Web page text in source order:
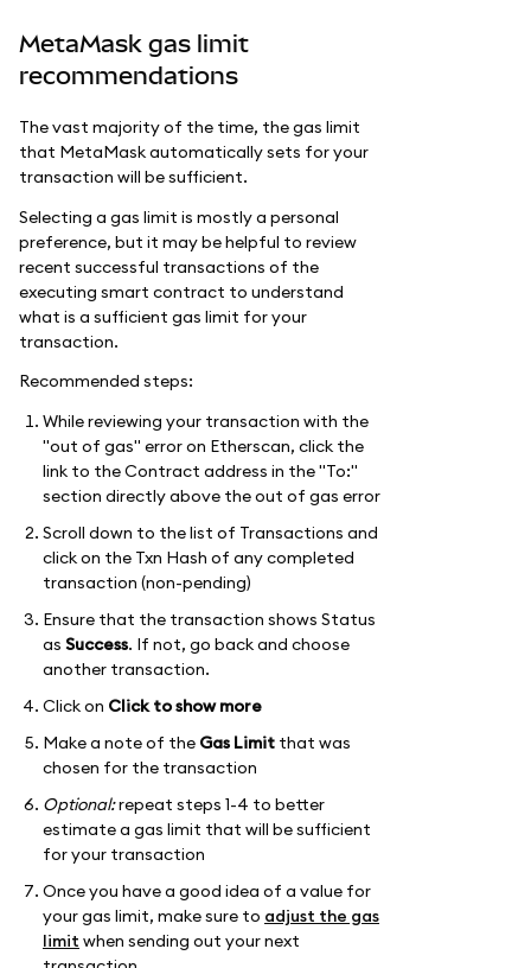
MetaMask gas limit
recommendations
The vast majority of the time, the gas limit
that MetaMask automatically sets for your
transaction will be sufficient.
Selecting a gas limit is mostly a personal
preference, but it may be helpful to review
recent successful transactions of the
executing smart contract to understand
what is a sufficient gas limit for your
transaction.
Recommended steps:
While reviewing your transaction with the
"out of gas" error on Etherscan, click the
link to the Contract address in the "To:"
section directly above the out of gas error
Scroll down to the list of Transactions and
click on the Txn Hash of any completed
transaction (non-pending)
Ensure that the transaction shows Status
as Success. If not, go back and choose
another transaction.
Click on Click to show more
Make a note of the Gas Limit that was
chosen for the transaction
Optional:repeat steps 1-4 to better
estimate a gas limit that will be sufficient
for your transaction
Once you have a good idea of a value for
your gas limit, make sure to adjust the gas
limit when sending out your next